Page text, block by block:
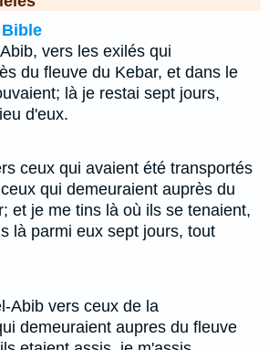
vers les exilés qui
du fleuve du Kebar, et dans le
là je restai sept jours,
d'eux.
ceux qui avaient été transportés
qui demeuraient auprès du
et je me tins là où ils se tenaient,
là parmi eux sept jours, tout
Abib vers ceux de la
demeuraient aupres du fleuve